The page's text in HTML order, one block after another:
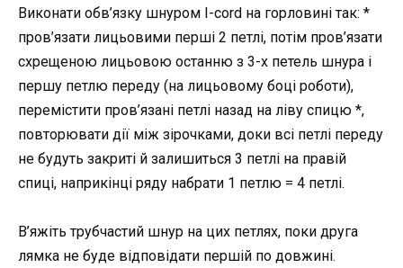
Виконати обв’язку шнуром I-cord на горловині так: *
пров’язати лицьовими перші 2 петлі, потім пров’язати
схрещеною лицьовою останню з 3-х петель шнура і
першу петлю переду (на лицьовому боці роботи),
перемістити пров’язані петлі назад на ліву спицю *,
повторювати дії між зірочками, доки всі петлі переду
не будуть закриті й залишиться 3 петлі на правій
спиці, наприкінці ряду набрати 1 петлю = 4 петлі.
В’яжіть трубчастий шнур на цих петлях, поки друга
лямка не буде відповідати першій по довжині.